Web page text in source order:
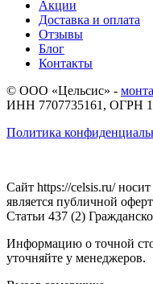
Акции
Доставка и оплата
Отзывы
Блог
Контакты
© ООО «Цельсис» -
ИНН 7707735161, ОГРН
Политика
Сайт https://celsis.ru/
является публичной
Статьи 437 (2)
Информацию о точной
уточняйте у менеджеров.